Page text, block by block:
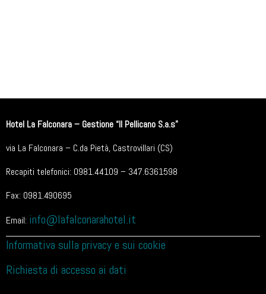
Hotel La Falconara – Gestione “Il Pellicano S.a.s”
via La Falconara – C.da Pietà, Castrovillari (CS)
Recapiti telefonici: 0981.44109 – 347.6361598
Fax: 0981.490695
Email: info@lafalconarahotel.it
Informativa sulla privacy e sui cookie
Richiesta di accesso ai dati